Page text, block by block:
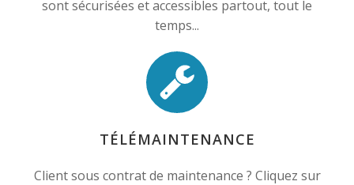
sont sécurisées et accessibles partout, tout le
temps...
TÉLÉMAINTENANCE
Client sous contrat de maintenance ? Cliquez sur